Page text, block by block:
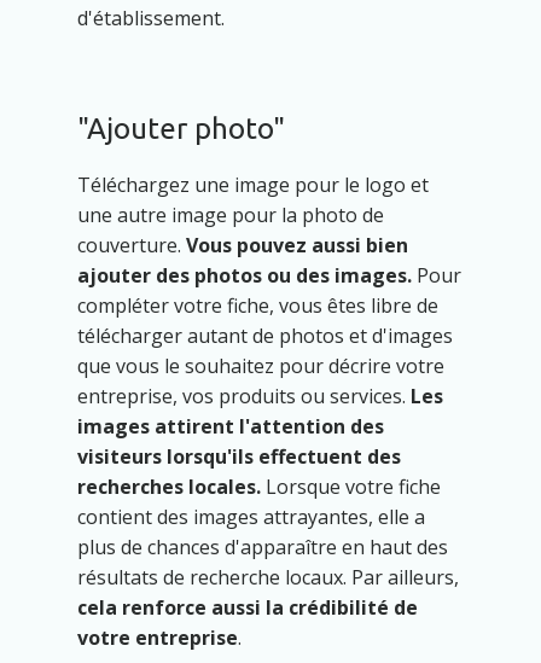
d'établissement.
"Ajouter photo"
Téléchargez une image pour le logo et
une autre image pour la photo de
couverture. Vous pouvez aussi bien
ajouter des photos ou des images. Pour
compléter votre fiche, vous êtes libre de
télécharger autant de photos et d'images
que vous le souhaitez pour décrire votre
entreprise, vos produits ou services. Les
images attirent l'attention des
visiteurs lorsqu'ils effectuent des
recherches locales. Lorsque votre fiche
contient des images attrayantes, elle a
plus de chances d'apparaître en haut des
résultats de recherche locaux. Par ailleurs,
cela renforce aussi la crédibilité de
votre entreprise.